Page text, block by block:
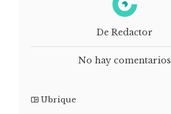
De Redactor
No hay comentarios
Ubrique